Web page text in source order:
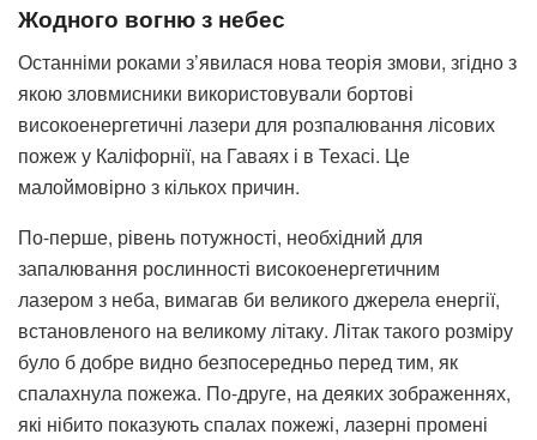
Жодного вогню з небес
Останніми роками з’явилася нова теорія змови, згідно з
якою зловмисники використовували бортові
високоенергетичні лазери для розпалювання лісових
пожеж у Каліфорнії, на Гаваях і в Техасі. Це
малоймовірно з кількох причин.
По-перше, рівень потужності, необхідний для
запалювання рослинності високоенергетичним
лазером з неба, вимагав би великого джерела енергії,
встановленого на великому літаку. Літак такого розміру
було б добре видно безпосередньо перед тим, як
спалахнула пожежа. По-друге, на деяких зображеннях,
які нібито показують спалах пожежі, лазерні промені